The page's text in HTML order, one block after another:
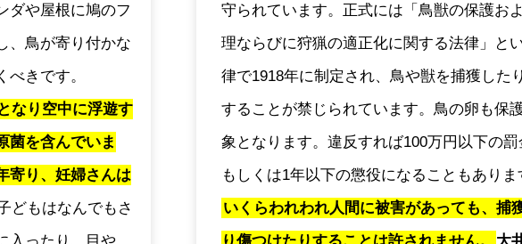
ダや屋根に鳩のフ
、鳥が寄り付かな
きです。
なり空中に浮遊す
菌を含んでいま
寄り、妊婦さんは
どもはなんでもさ
入ったり、目や
守られています。正式には「鳥獣の保護お
理ならびに狩猟の適正化に関する法律」と
律で1918年に制定され、鳥や獣を捕獲した
することが禁じられています。鳥の卵も保
象となります。違反すれば100万円以下の罰
もしくは1年以下の懲役になることもありま
いくらわれわれ人間に被害があっても、捕
り傷つけたりすることは許されません。
大